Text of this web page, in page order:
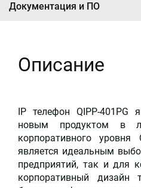
Документация и ПО
Описание
IP телефон QIPP-401PG
новым продуктом в
корпоративного уровня
является идеальным
предприятий, так и для
корпоративный дизайн